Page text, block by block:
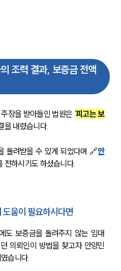
조력 결과, 보증금 전액
장을 받아들인 법원은 ‘피고는 보
을 내렸습니다.
돌려받을 수 있게 되었다며 🔗안
전하시기도 하셨습니다.
움이 필요하시다면
도 보증금을 돌려주지 않는 임대
의뢰인이 방법을 찾고자 안양민
습니다.